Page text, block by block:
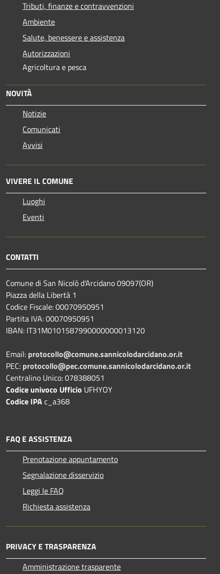
Tributi, finanze e contravvenzioni
Ambiente
Salute, benessere e assistenza
Autorizzazioni
Agricoltura e pesca
NOVITÀ
Notizie
Comunicati
Avvisi
VIVERE IL COMUNE
Luoghi
Eventi
CONTATTI
Comune di San Nicolò d'Arcidano 09097(OR)
Piazza della Libertà 1
Codice Fiscale: 00070950951
Partita IVA: 00070950951
IBAN: IT31M0101587990000000013120
Email: protocollo@comune.sannicolodarcidano.or.it
PEC: protocollo@pec.comune.sannicolodarcidano.or.it
Centralino Unico: 078388051
Codice univoco Ufficio UFHYOY
Codice IPAc_a368
FAQ E ASSISTENZA
Prenotazione appuntamento
Segnalazione disservizio
Leggi le FAQ
Richiesta assistenza
PRIVACY E TRASPARENZA
Amministrazione trasparente